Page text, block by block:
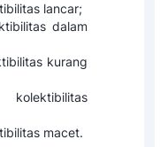
lancar;
dalam
kurang
macet.